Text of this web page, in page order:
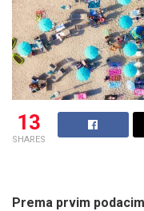
13
SHARES
Prema prvim